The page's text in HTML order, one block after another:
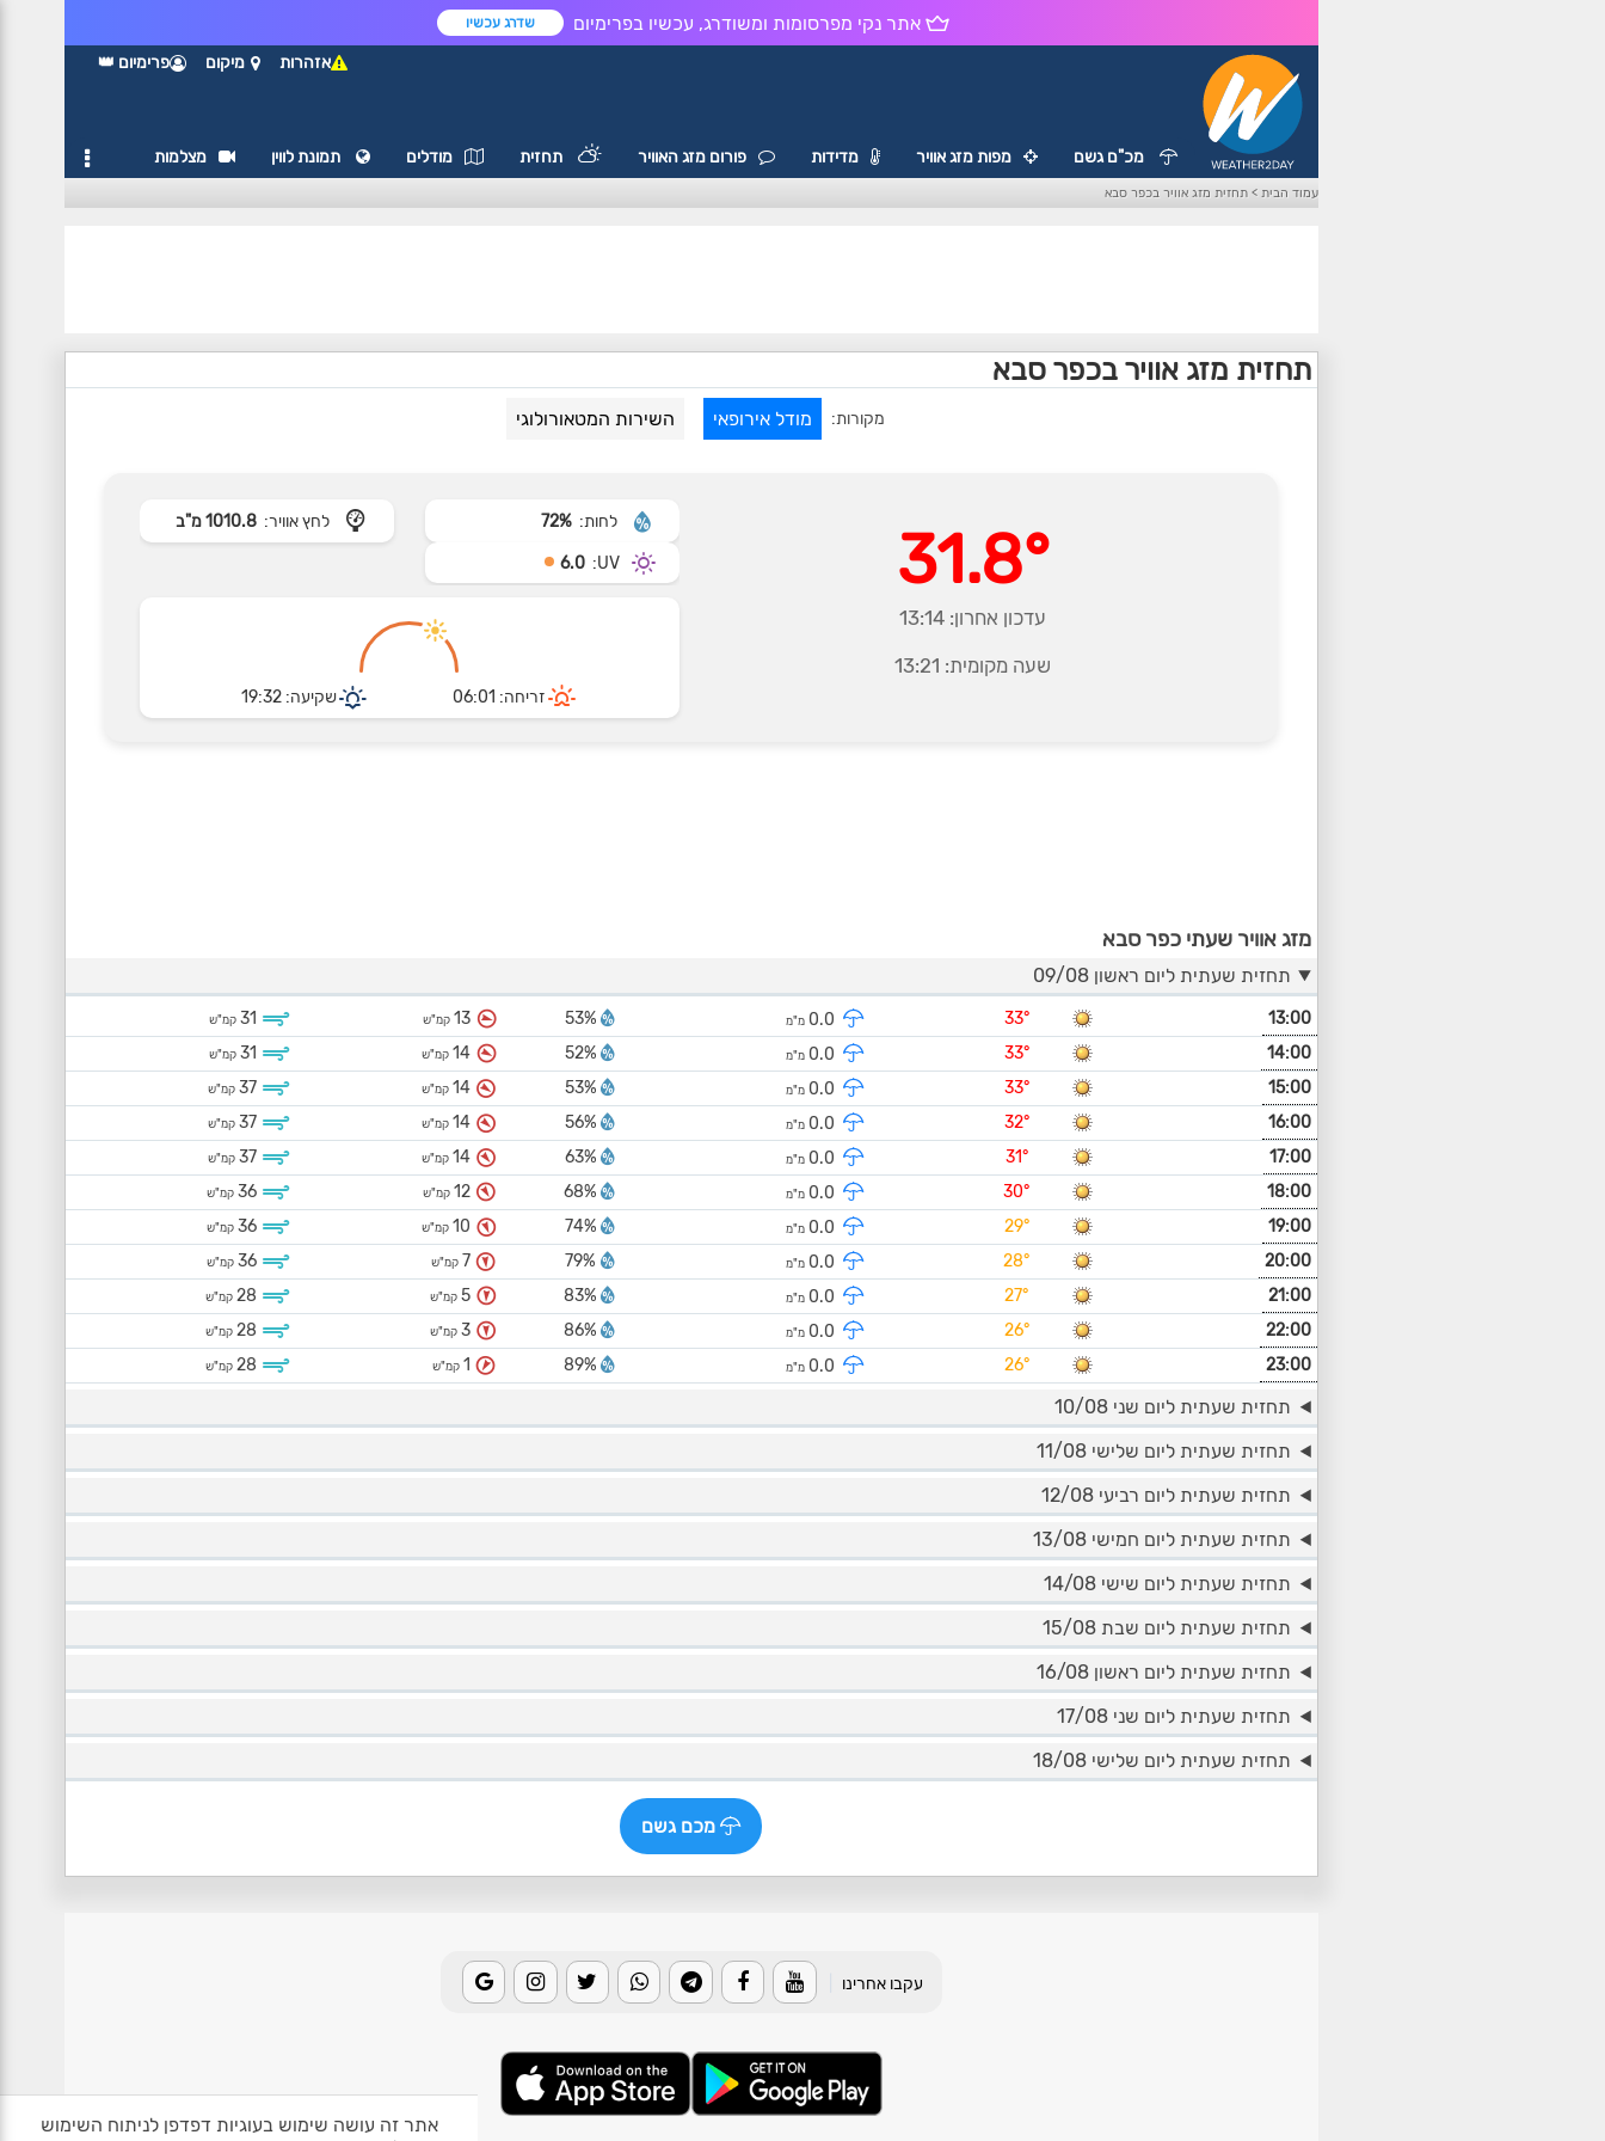
אתר זה עושה שימוש בעוגיות דפדפן לניתוח השימוש
אתר נקי מפרסומות ומשודרג, עכשיו בפרימיום שדרג עכשיו
אזהרות מיקום פרימיום 👑
מכ"ם גשם מפות מזג אוויר מדידות פורום מזג האוויר תחזית מודלים תמונת לווין מצלמות
עמוד הבית >תחזית מזג אוויר בכפר סבא
תחזית מזג אוויר בכפר סבא
מקורות: מודל אירופאי השירות המטאורולוגי
31.8°
עדכון אחרון: 13:14
שעה מקומית: 13:21
לחות: 72% לחץ אוויר: 1010.8 מ"ב
UV:
6.0
זריחה: 06:01 שקיעה: 19:32
מזג אוויר שעתי כפר סבא
תחזית שעתית ליום ראשון 09/08
13:00
33° מ"מ 53%
13 קמ"ש 31 קמ"ש
14:00
33° מ"מ 52%
14 קמ"ש 31 קמ"ש
15:00
33° מ"מ 53%
14 קמ"ש 37 קמ"ש
16:00
32° מ"מ 56%
14 קמ"ש 37 קמ"ש
17:00
31° מ"מ 63%
14 קמ"ש 37 קמ"ש
18:00
30° מ"מ 68%
12 קמ"ש 36 קמ"ש
19:00
29° מ"מ 74%
10 קמ"ש 36 קמ"ש
20:00
28° מ"מ 79%
7 קמ"ש 36 קמ"ש
21:00
27° מ"מ 83%
5 קמ"ש 28 קמ"ש
22:00
26° מ"מ 86%
3 קמ"ש 28 קמ"ש
23:00
26° מ"מ 89%
1 קמ"ש 28 קמ"ש
תחזית שעתית ליום שני 10/08
תחזית שעתית ליום שלישי 11/08
תחזית שעתית ליום רביעי 12/08
תחזית שעתית ליום חמישי 13/08
תחזית שעתית ליום שישי 14/08
תחזית שעתית ליום שבת 15/08
תחזית שעתית ליום ראשון 16/08
תחזית שעתית ליום שני 17/08
תחזית שעתית ליום שלישי 18/08
מכם גשם
עקבו אחרינו